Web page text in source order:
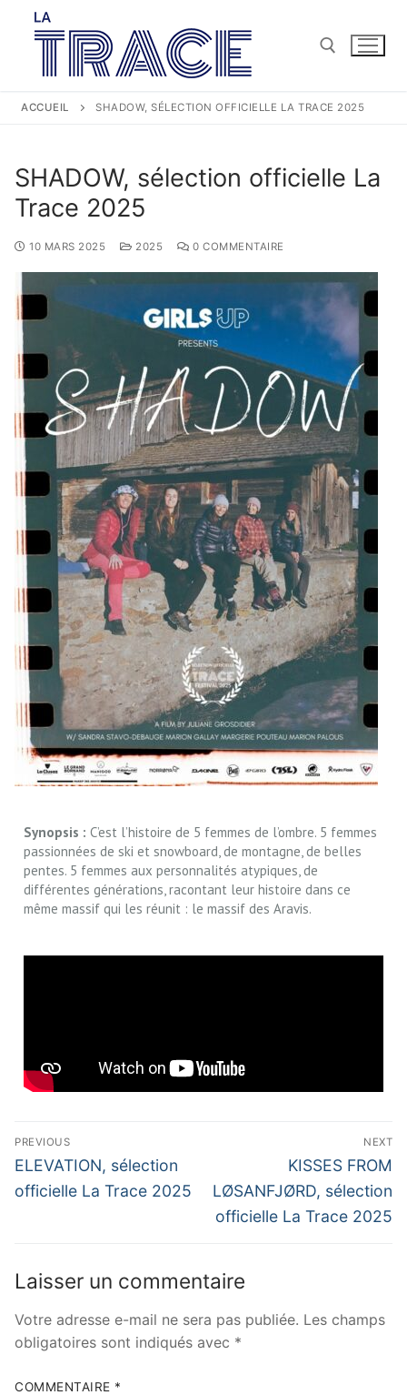
ACCUEIL SHADOW, SÉLECTION OFFICIELLE LA TRACE 2025
SHADOW, sélection officielle La
Trace 2025
10 MARS 2025 2025 0 COMMENTAIRE
Synopsis : C’est l’histoire de 5 femmes de l’ombre. 5 femmes
passionnées de ski et snowboard, de montagne, de belles
pentes. 5 femmes aux personnalités atypiques, de
différentes générations, racontant leur histoire dans ce
même massif qui les réunit : le massif des Aravis.
PREVIOUS
ELEVATION, sélection
officielle La Trace 2025
NEXT
KISSES FROM
LØSANFJØRD, sélection
officielle La Trace 2025
Laisser un commentaire
Votre adresse e-mail ne sera pas publiée. Les champs
obligatoires sont indiqués avec *
COMMENTAIRE *